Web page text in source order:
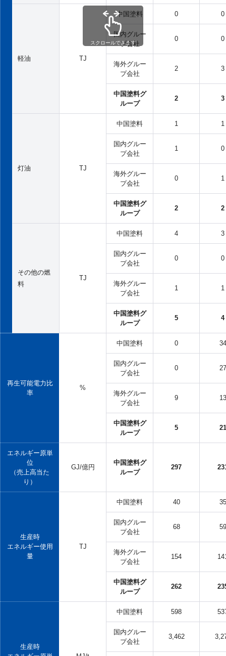
軽油 TJ
中国塗料 0 0
国内グルー
プ会社
0 0
海外グルー
プ会社
2 3
中国塗料グ
ループ
2 3
灯油 TJ
中国塗料 1 1
国内グルー
プ会社
1 0
海外グルー
プ会社
0 1
中国塗料グ
ループ
2 2
その他の燃
料
TJ
中国塗料 4 3
国内グルー
プ会社
0 0
海外グルー
プ会社
1 1
中国塗料グ
ループ
5 4
再生可能電力比
率
%
中国塗料 0 34
国内グルー
プ会社
0 27
海外グルー
プ会社
9 13
中国塗料グ
ループ
5 21
エネルギー原単
位
（売上高当た
り）
GJ/億円
中国塗料グ
ループ
297
生産時
エネルギー使用
量
TJ
中国塗料 40 35
国内グルー
プ会社
68 59
海外グルー
プ会社
154
中国塗料グ
ループ
262
生産時
中国塗料 598
国内グルー
プ会社
3,462
スクロールできます